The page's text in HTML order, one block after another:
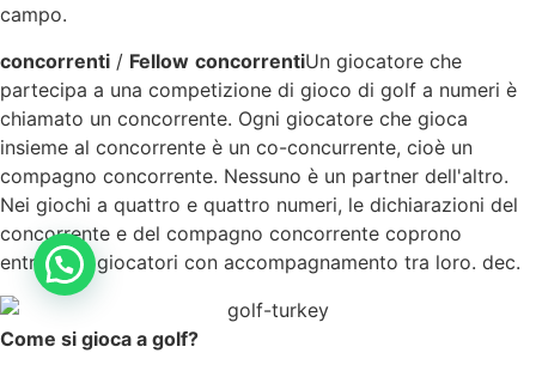
campo.
concorrenti / Fellow concorrentiUn giocatore che
partecipa a una competizione di gioco di golf a numeri è
chiamato un concorrente. Ogni giocatore che gioca
insieme al concorrente è un co-concurrente, cioè un
compagno concorrente. Nessuno è un partner dell'altro.
Nei giochi a quattro e quattro numeri, le dichiarazioni del
concorrente e del compagno concorrente coprono
entrambi i giocatori con accompagnamento tra loro. dec.
Come si gioca a golf?